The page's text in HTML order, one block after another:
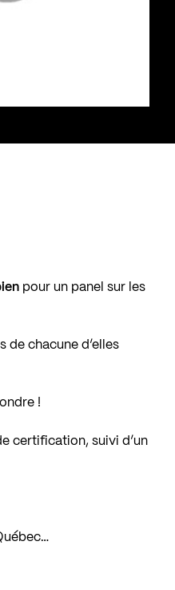
pour un panel sur les
chacune d’elles
!
certification, suivi d’un